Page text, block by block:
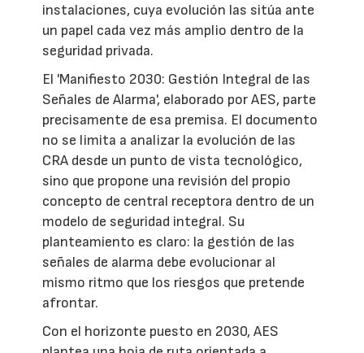
instalaciones, cuya evolución las sitúa ante
un papel cada vez más amplio dentro de la
seguridad privada.
El 'Manifiesto 2030: Gestión Integral de las
Señales de Alarma', elaborado por AES, parte
precisamente de esa premisa. El documento
no se limita a analizar la evolución de las
CRA desde un punto de vista tecnológico,
sino que propone una revisión del propio
concepto de central receptora dentro de un
modelo de seguridad integral. Su
planteamiento es claro: la gestión de las
señales de alarma debe evolucionar al
mismo ritmo que los riesgos que pretende
afrontar.
Con el horizonte puesto en 2030, AES